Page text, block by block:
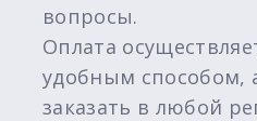
вопросы.
Оплата
удобным способом,
заказать в любой